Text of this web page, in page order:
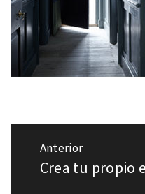
Navegación
entradas
Anterior
Entrada
Crea tu propio